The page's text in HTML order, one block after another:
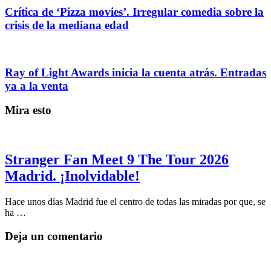
Crítica de ‘Pizza movies’. Irregular comedia sobre la
crisis de la mediana edad
Ray of Light Awards inicia la cuenta atrás. Entradas
ya a la venta
Mira esto
Stranger Fan Meet 9 The Tour 2026
Madrid. ¡Inolvidable!
Hace unos días Madrid fue el centro de todas las miradas por que, se
ha …
Deja un comentario